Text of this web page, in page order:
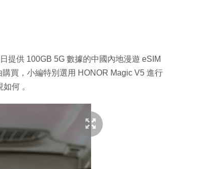
提供 100GB 5G 數據的中國內地漫遊 eSIM
買，小編特別選用 HONOR Magic V5 進行
何 。